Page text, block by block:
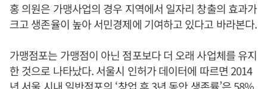
홍 의원은 가맹사업의 경우 지역에서 일자리 창출의 효과가
크고 생존율이 높아 서민경제에 기여하고 있다고 바라본다.
가맹점포는 가맹점이 아닌 점포보다 더 오래 사업체를 유지
한 것으로 나타났다. 서울시 인허가 데이터에 따르면 2014